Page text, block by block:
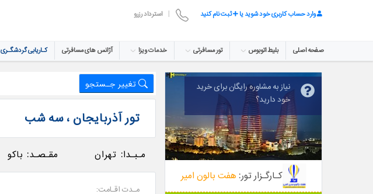
وارد حساب کاربری خود شوید یا ثبت نام کنید استرداد رزرو
صفحه اصلی بلیط اتوبوس تور مسافرتی خدمات ویزا آژانس های مسافرتی کـاریابی گردشگـری
نیاز به مشاوره رایگان برای خرید
خود دارید؟
کـارگـزار تور: هفت بالون امیر
تغییر جـستجو
تور آذربایجان ، سه شب
مـبـدا: تهران مقـصـد: باکو
مـدت اقـامت: